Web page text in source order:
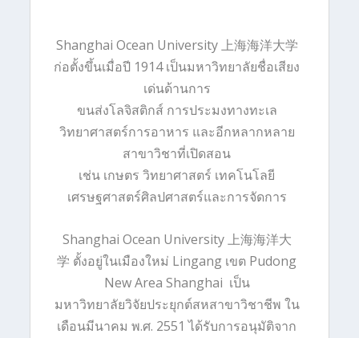
Shanghai Ocean University 上海海洋大学
ก่อตั้งขึ้นเมื่อปี 1914 เป็นมหาวิทยาลัยชื่อเสียง
เด่นด้านการ
ขนส่งโลจิสติกส์ การประมงทางทะเล
วิทยาศาสตร์การอาหาร และอีกหลากหลาย
สาขาวิชาที่เปิดสอน
เช่น เกษตร วิทยาศาสตร์ เทคโนโลยี
เศรษฐศาสตร์ศิลปศาสตร์และการจัดการ
Shanghai Ocean University上海海洋大
学 ตั้งอยู่ในเมืองใหม่ Lingang เขต Pudong
New Area Shanghai เป็น
มหาวิทยาลัยวิจัยประยุกต์สหสาขาวิชาชีพ ใน
เดือนมีนาคม พ.ศ. 2551 ได้รับการอนุมัติจาก